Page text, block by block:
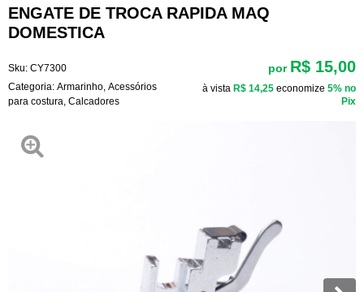
ENGATE DE TROCA RAPIDA MAQ
DOMESTICA
Sku: CY7300
Categoria: Armarinho Acessórios
para costura Calcadores
por R$ 15,00
à vista R$ 14,25 economize 5% no
Pix